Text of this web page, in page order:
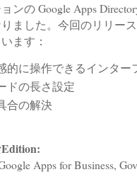
ンの Google Apps
ました。今回のリリー
ます：
的に操作できるインター
ドの長さ設定
合の解決
Apps for Business,